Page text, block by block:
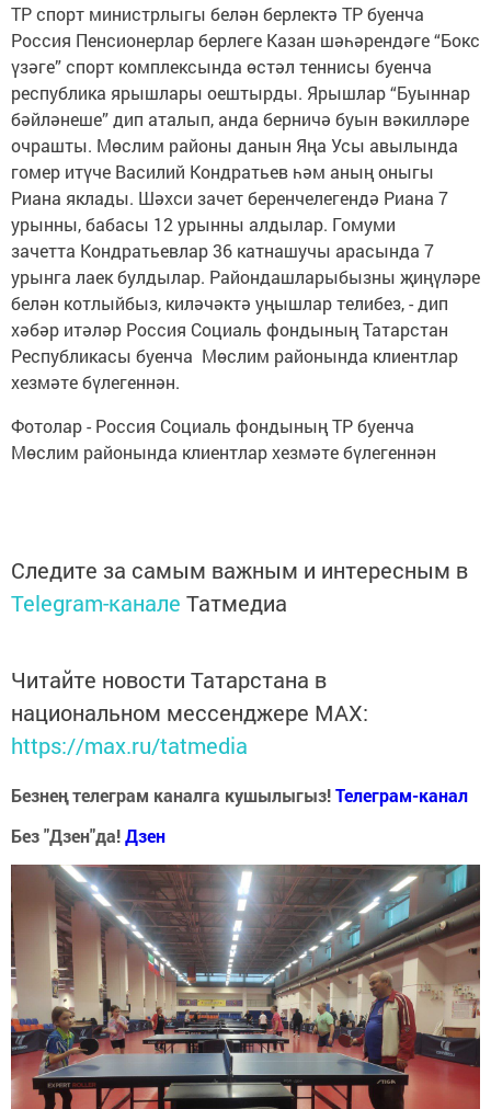
ТР спорт министрлыгы белән берлектә ТР буенча
Россия Пенсионерлар берлеге Казан шәһәрендәге “Бокс
үзәге” спорт комплексында өстәл теннисы буенча
республика ярышлары оештырды. Ярышлар “Буыннар
бәйләнеше” дип аталып, анда берничә буын вәкилләре
очрашты. Мөслим районы данын Яңа Усы авылында
гомер итүче Василий Кондратьев һәм аның оныгы
Риана яклады. Шәхси зачет беренчелегендә Риана 7
урынны, бабасы 12 урынны алдылар. Гомуми
зачетта Кондратьевлар 36 катнашучы арасында 7
урынга лаек булдылар. Райондашларыбызны җиңүләре
белән котлыйбыз, киләчәктә уңышлар телибез, - дип
хәбәр итәләр Россия Социаль фондының Татарстан
Республикасы буенча Мөслим районында клиентлар
хезмәте бүлегеннән.
Фотолар - Россия Социаль фондының ТР буенча
Мөслим районында клиентлар хезмәте бүлегеннән
Следите за самым важным и интересным в
Telegram-канале Татмедиа
Читайте новости Татарстана в
национальном мессенджере MАХ:
https://max.ru/tatmedia
Безнең телеграм каналга кушылыгыз!Телеграм-канал
Без "Дзен"да!Дзен